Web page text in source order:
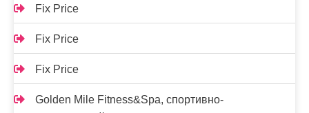
Fix Price
Fix Price
Fix Price
Golden Mile Fitness&Spa, спортивно-